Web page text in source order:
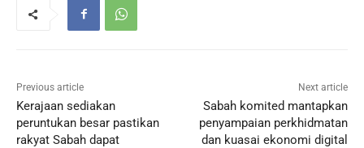
Previous article
Kerajaan sediakan
peruntukan besar pastikan
rakyat Sabah dapat
Next article
Sabah komited mantapkan
penyampaian perkhidmatan
dan kuasai ekonomi digital